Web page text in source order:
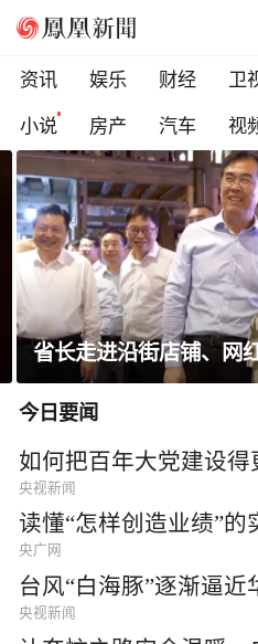
资讯 娱乐 财经 卫
小说
房产 汽车 视
省长走进沿街店铺、网
今日要闻
如何把百年大党建设得
央视新闻
读懂“怎样创造业绩”的
央广网
台风“白海豚”逐渐逼近
央视新闻